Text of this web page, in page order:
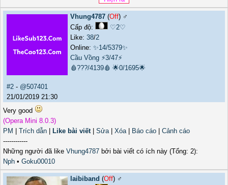
Vhung4787 (Off) ♂️
Cấp độ:
♡2♡
Like: 38/2
Online: ✨14/5379✨
Cầu Vồng ⚡3/47⚡
🩸???/4139🩸 🌟0/1695🌟
#2 - @507401
21/01/2019 21:30
Very good
(Opera Mini 8.0.3)
PM
Trích dẫn Like bài viết| Sửa| Xóa| Báo cáo
Cảnh cáo
------------
Những người đã like Vhung4787 bởi bài viết có ích này (Tổng: 2):
Nph • Goku00010
laibiband (Off) ♂️